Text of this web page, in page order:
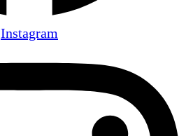
Instagram